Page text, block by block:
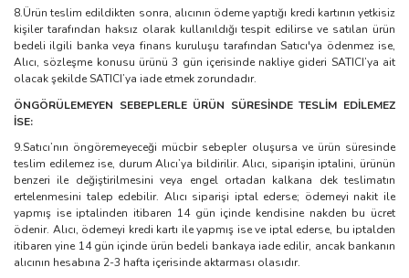
8.Ürün teslim edildikten sonra, alıcının ödeme yaptığı kredi kartının yetkisiz
kişiler tarafından haksız olarak kullanıldığı tespit edilirse ve satılan ürün
bedeli ilgili banka veya finans kuruluşu tarafından Satıcı'ya ödenmez ise,
Alıcı, sözleşme konusu ürünü 3 gün içerisinde nakliye gideri SATICI’ya ait
olacak şekilde SATICI’ya iade etmek zorundadır.
ÖNGÖRÜLEMEYEN SEBEPLERLE ÜRÜN SÜRESİNDE TESLİM EDİLEMEZ
İSE:
9.Satıcı’nın öngöremeyeceği mücbir sebepler oluşursa ve ürün süresinde
teslim edilemez ise, durum Alıcı’ya bildirilir. Alıcı, siparişin iptalini, ürünün
benzeri ile değiştirilmesini veya engel ortadan kalkana dek teslimatın
ertelenmesini talep edebilir. Alıcı siparişi iptal ederse; ödemeyi nakit ile
yapmış ise iptalinden itibaren 14 gün içinde kendisine nakden bu ücret
ödenir. Alıcı, ödemeyi kredi kartı ile yapmış ise ve iptal ederse, bu iptalden
itibaren yine 14 gün içinde ürün bedeli bankaya iade edilir, ancak bankanın
alıcının hesabına 2-3 hafta içerisinde aktarması olasıdır.